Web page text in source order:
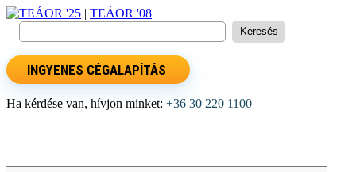
TEÁOR '25 | TEÁOR '08
INGYENES CÉGALAPÍTÁS
Ha kérdése van, hívjon minket: +36 30 220 1100